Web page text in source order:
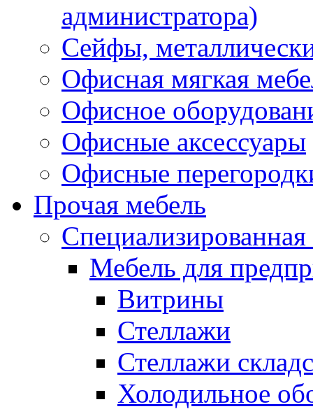
администратора)
Сейфы,
Офисная мягкая
Офисное
Офисные аксессуары
Офисные
Прочая мебель
Специализированная
Мебель для
Витрины
Стеллажи
Стеллажи
Холодильное